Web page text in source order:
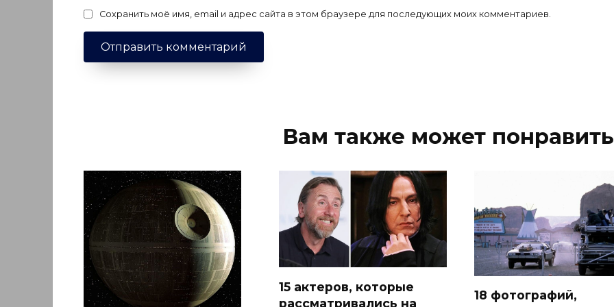
Сохранить моё имя, email и адрес сайта в этом браузере для последующих моих комментариев.
Вам также может
15 актеров, которые
рассматривались на
18 фотографий,